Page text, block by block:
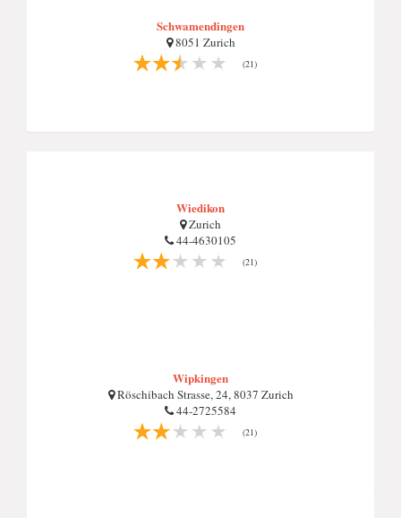
Schwamendingen
8051 Zurich
(21)
Wiedikon
Zurich
44-4630105
(21)
Wipkingen
Röschibach Strasse, 24, 8037 Zurich
44-2725584
(21)